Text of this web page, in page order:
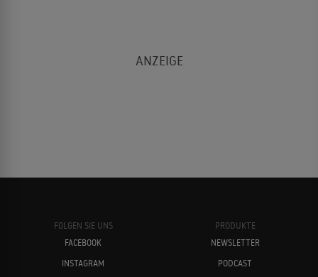
FOLGEN SIE UNS
FACEBOOK
INSTAGRAM
PRODUKTE
NEWSLETTER
PODCAST